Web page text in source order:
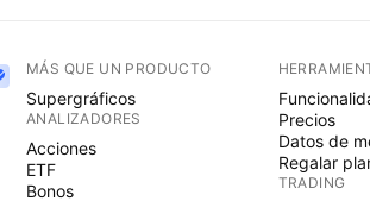
MÁS QUE UN PRODUCTO
Supergráficos
ANALIZADORES
Acciones
ETF
Bonos
Precios
Datos de
Regalar
TRADING